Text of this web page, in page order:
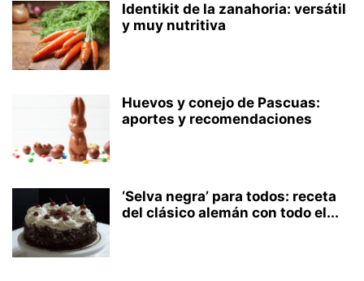
Identikit de la zanahoria: versátil
y muy nutritiva
Huevos y conejo de Pascuas:
aportes y recomendaciones
‘Selva negra’ para todos: receta
del clásico alemán con todo el...